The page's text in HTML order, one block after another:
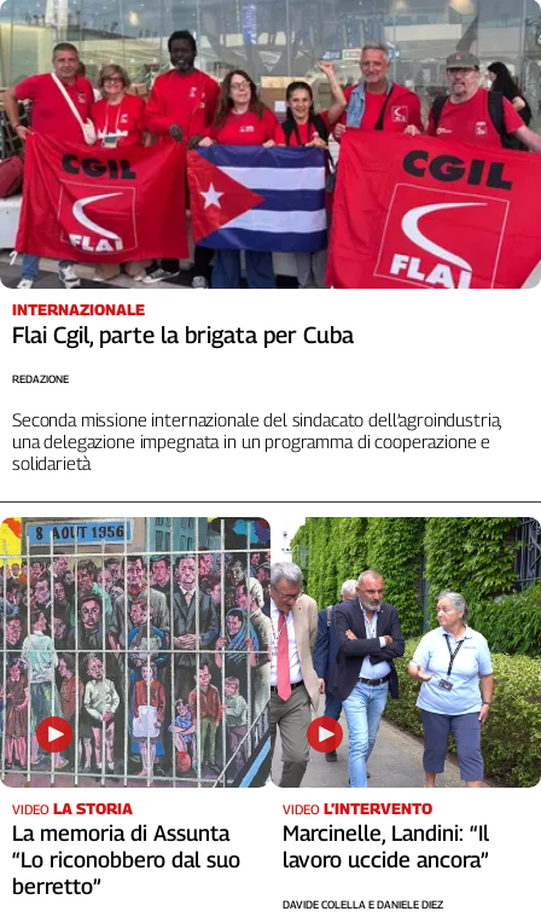
INTERNAZIONALE
Flai Cgil, parte la brigata per Cuba
Seconda missione internazionale del sindacato dell’agroindustria,
una delegazione impegnata in un programma di cooperazione e
solidarietà
REDAZIONE
VIDEO LA STORIA
La memoria di Assunta
“Lo riconobbero dal suo
berretto”
VIDEO L’INTERVENTO
Marcinelle, Landini: “Il
lavoro uccide ancora”
DAVIDE COLELLA E DANIELE DIEZ